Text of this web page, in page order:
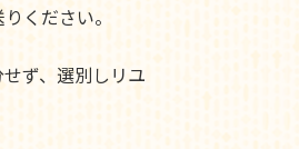
ください。
ず、選別しリユ